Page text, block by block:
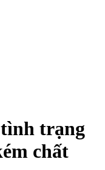
trạng
chất